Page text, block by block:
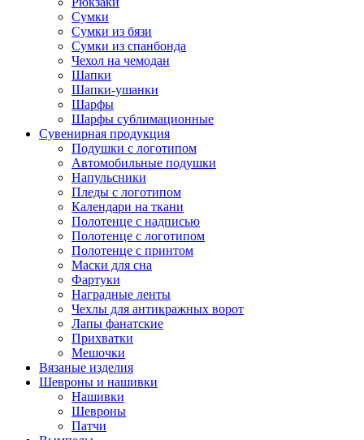
Сумки
Сумки из бязи
Сумки из спанбонда
Чехол на чемодан
Шапки
Шапки-ушанки
Шарфы
Шарфы сублимационные
Сувенирная продукция
Подушки с логотипом
Автомобильные подушки
Напульсники
Пледы с логотипом
Календари на ткани
Полотенце с надписью
Полотенце с логотипом
Полотенце с принтом
Маски для сна
Фартуки
Наградные ленты
Чехлы для антикражных ворот
Лапы фанатские
Прихватки
Мешочки
Вязаные изделия
Шевроны и нашивки
Нашивки
Шевроны
Патчи